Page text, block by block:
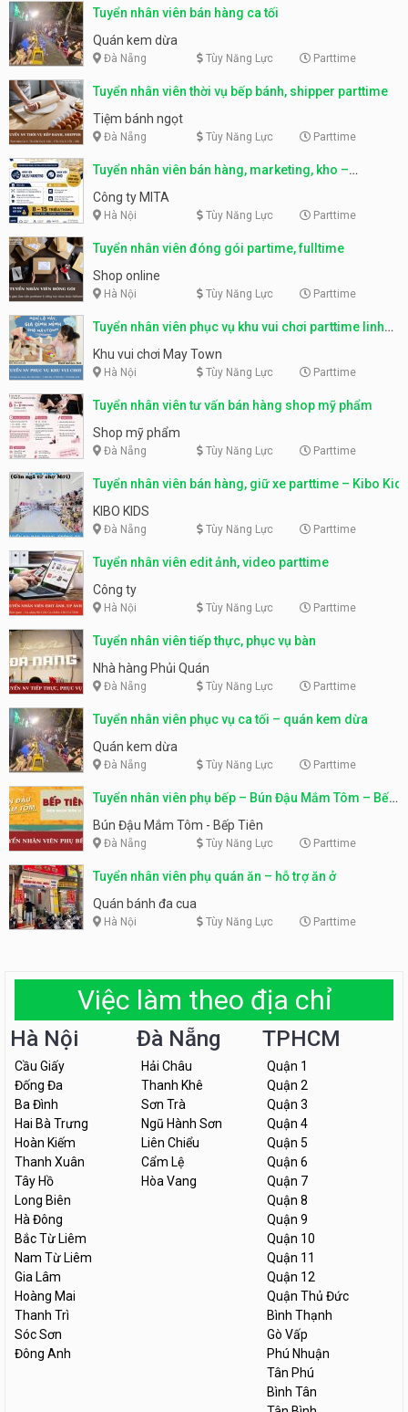
Tuyển nhân viên bán hàng ca tối
Quán kem dừa
Đà Nẵng Tùy Năng Lực Parttime
Tuyển nhân viên thời vụ bếp bánh, shipper parttime
Tiệm bánh ngọt
Đà Nẵng Tùy Năng Lực Parttime
Tuyển nhân viên bán hàng, marketing, kho –
parttime, fulltime
Công ty MITA
Hà Nội Tùy Năng Lực Parttime
Tuyển nhân viên đóng gói partime, fulltime
Shop online
Hà Nội Tùy Năng Lực Parttime
Tuyển nhân viên phục vụ khu vui chơi parttime linh
động
Khu vui chơi May Town
Hà Nội Tùy Năng Lực Parttime
Tuyển nhân viên tư vấn bán hàng shop mỹ phẩm
Shop mỹ phẩm
Đà Nẵng Tùy Năng Lực Parttime
Tuyển nhân viên bán hàng, giữ xe parttime – Kibo Kid
KIBO KIDS
Đà Nẵng Tùy Năng Lực Parttime
Tuyển nhân viên edit ảnh, video parttime
Công ty
Hà Nội Tùy Năng Lực Parttime
Tuyển nhân viên tiếp thực, phục vụ bàn
Nhà hàng Phủi Quán
Đà Nẵng Tùy Năng Lực Parttime
Tuyển nhân viên phục vụ ca tối – quán kem dừa
Quán kem dừa
Đà Nẵng Tùy Năng Lực Parttime
Tuyển nhân viên phụ bếp – Bún Đậu Mắm Tôm – Bếp
Tiên
Bún Đậu Mắm Tôm - Bếp Tiên
Đà Nẵng Tùy Năng Lực Parttime
Tuyển nhân viên phụ quán ăn – hỗ trợ ăn ở
Quán bánh đa cua
Hà Nội Tùy Năng Lực Parttime
Việc làm theo địa chỉ
Hà Nội
Cầu Giấy
Đống Đa
Ba Đình
Hai Bà Trưng
Hoàn Kiếm
Thanh Xuân
Tây Hồ
Long Biên
Hà Đông
Bắc Từ Liêm
Nam Từ Liêm
Gia Lâm
Hoàng Mai
Thanh Trì
Sóc Sơn
Đông Anh
Đà Nẵng
Hải Châu
Thanh Khê
Sơn Trà
Ngũ Hành Sơn
Liên Chiểu
Cẩm Lệ
Hòa Vang
TPHCM
Quận 1
Quận 2
Quận 3
Quận 4
Quận 5
Quận 6
Quận 7
Quận 8
Quận 9
Quận 10
Quận 11
Quận 12
Quận Thủ Đức
Bình Thạnh
Gò Vấp
Phú Nhuận
Tân Phú
Bình Tân